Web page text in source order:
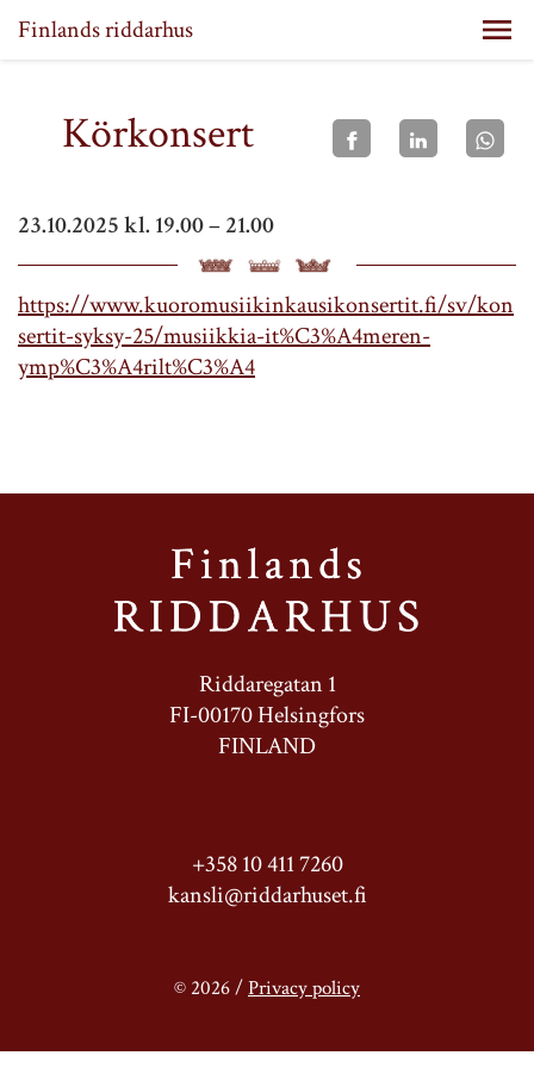
Finlands riddarhus
Körkonsert
23.10.2025 kl. 19.00 – 21.00
https://www.kuoromusiikinkausikonsertit.fi/sv/kon
sertit-syksy-25/musiikkia-it%C3%A4meren-
ymp%C3%A4rilt%C3%A4
Riddaregatan 1
FI-00170 Helsingfors
FINLAND
+358 10 411 7260
kansli@riddarhuset.fi
© 2026 /Privacy policy